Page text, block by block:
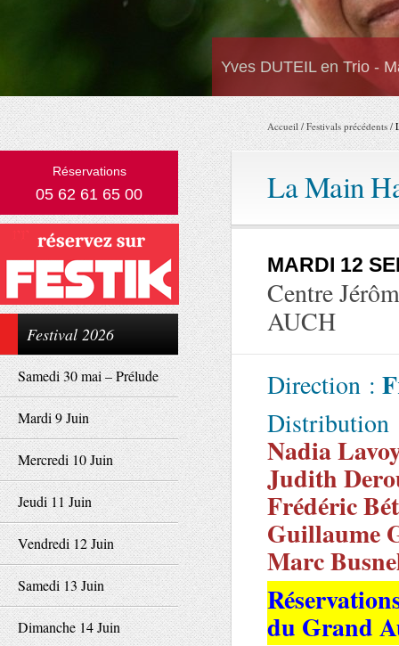
Yves DUTEIL en Trio -
Réservations
05 62 61 65 00
Festival 2026
Samedi 30 mai – Prélude
Mardi 9 Juin
Mercredi 10 Juin
Jeudi 11 Juin
Vendredi 12 Juin
Samedi 13 Juin
Dimanche 14 Juin
Accueil /Festivals précédents /
La Main
MARDI 12
Centre
AUCH
Direction :
Distribution
Nadia
Judith
Frédéric
Guillaume
Marc
du Grand